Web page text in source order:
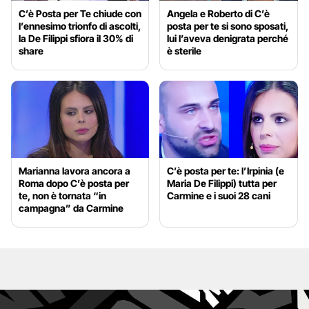
C’è Posta per Te chiude con
l’ennesimo trionfo di ascolti,
la De Filippi sfiora il 30% di
share
Angela e Roberto di C’è
posta per te si sono sposati,
lui l’aveva denigrata perché
è sterile
Marianna lavora ancora a
Roma dopo C’è posta per
te, non è tornata “in
campagna” da Carmine
C’è posta per te: l’Irpinia (e
Maria De Filippi) tutta per
Carmine e i suoi 28 cani